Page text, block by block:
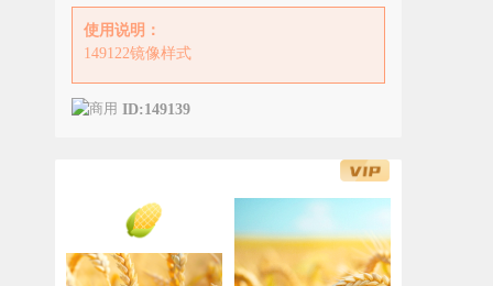
使用说明：
149122镜像样式
ID:149139